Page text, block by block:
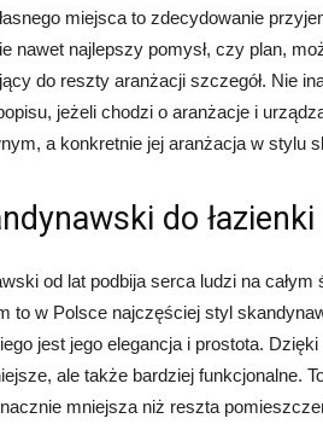
miejsca to zdecydowanie
nawet najlepszy pomysł, czy plan,
do reszty aranżacji szczegół. Nie
jeżeli chodzi o aranżacje i
a konkretnie jej aranżacja w stylu
do łazienki
od lat podbija serca ludzi na
to w Polsce najczęściej styl
jest jego elegancja i prostota.
ale także bardziej funkcjonalne.
mniejsza niż reszta